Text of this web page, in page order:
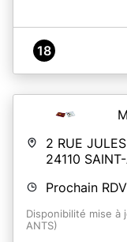
A propos de
PIECES A
POUR LA CARTE
- Réaliser unepré-
https://
ligne/effectuer-le-
didentite
et imprimer la
18
2 RUE
24110
Prochain
Disponibilité mise à
ANTS)